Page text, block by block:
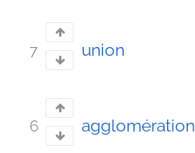
7 union
6 agglomération